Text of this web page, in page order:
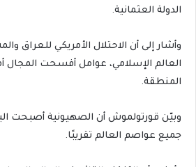
الدولة العثمانية.
وأشار إلى أن الاحتلال الأمريكي للعراق
العالم الإسلامي، عوامل أفسحت المجال
المنطقة.
وبيّن قورتولموش أن الصهيونية أصبحت
جميع عواصم العالم تقريبًا.